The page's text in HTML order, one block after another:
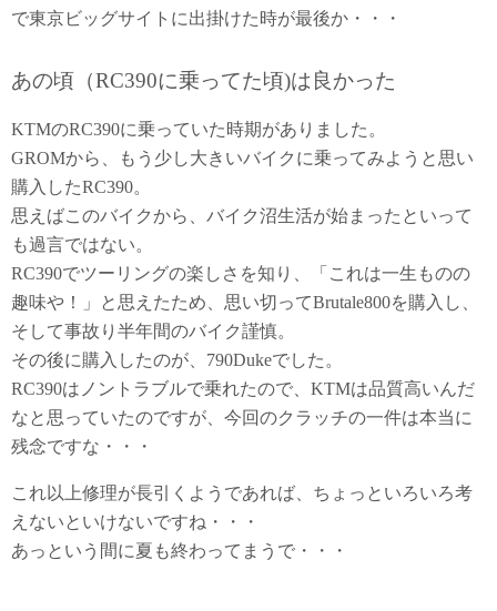
で東京ビッグサイトに出掛けた時が最後か・・・
あの頃（RC390に乗ってた頃)は良かった
KTMのRC390に乗っていた時期がありました。
GROMから、もう少し大きいバイクに乗ってみようと思い
購入したRC390。
思えばこのバイクから、バイク沼生活が始まったといって
も過言ではない。
RC390でツーリングの楽しさを知り、「これは一生ものの
趣味や！」と思えたため、思い切ってBrutale800を購入し、
そして事故り半年間のバイク謹慎。
その後に購入したのが、790Dukeでした。
RC390はノントラブルで乗れたので、KTMは品質高いんだ
なと思っていたのですが、今回のクラッチの一件は本当に
残念ですな・・・
これ以上修理が長引くようであれば、ちょっといろいろ考
えないといけないですね・・・
あっという間に夏も終わってまうで・・・